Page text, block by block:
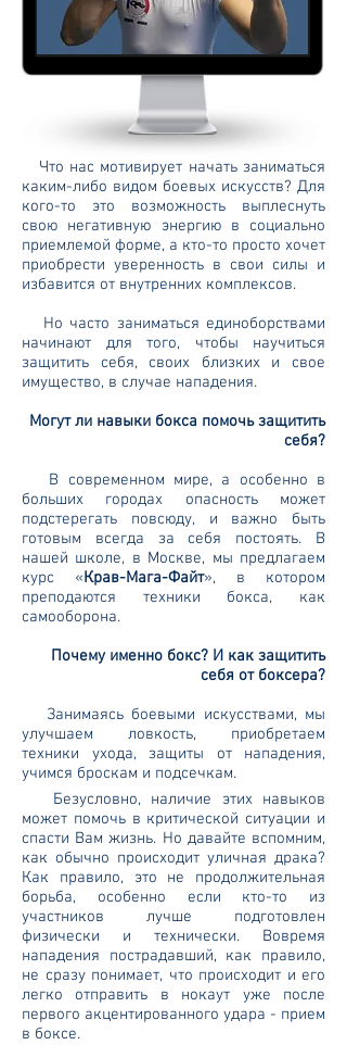
Что нас мотивирует начать заниматься
каким-либо видом боевых искусств? Для
кого-то это возможность выплеснуть
свою негативную энергию в социально
приемлемой форме, а кто-то просто хочет
приобрести уверенность в свои силы и
избавится от внутренних комплексов.
Но часто заниматься единоборствами
начинают для того, чтобы научиться
защитить себя, своих близких и свое
имущество, в случае нападения.
Могут ли навыки бокса помочь защитить
себя?
В современном мире, а особенно в
больших городах опасность может
подстерегать повсюду, и важно быть
готовым всегда за себя постоять. В
нашей школе, в Москве, мы предлагаем
курс «Крав-Мага-Файт», в котором
преподаются техники бокса, как
самооборона.
Почему именно бокс? И как защитить
себя от боксера?
Занимаясь боевыми искусствами, мы
улучшаем ловкость, приобретаем
техники ухода, защиты от нападения,
учимся броскам и подсечкам.
Безусловно, наличие этих навыков
может помочь в критической ситуации и
спасти Вам жизнь. Но давайте вспомним,
как обычно происходит уличная драка?
Как правило, это не продолжительная
борьба, особенно если кто-то из
участников лучше подготовлен
физически и технически. Вовремя
нападения пострадавший, как правило,
не сразу понимает, что происходит и его
легко отправить в нокаут уже после
первого акцентированного удара - прием
в боксе.